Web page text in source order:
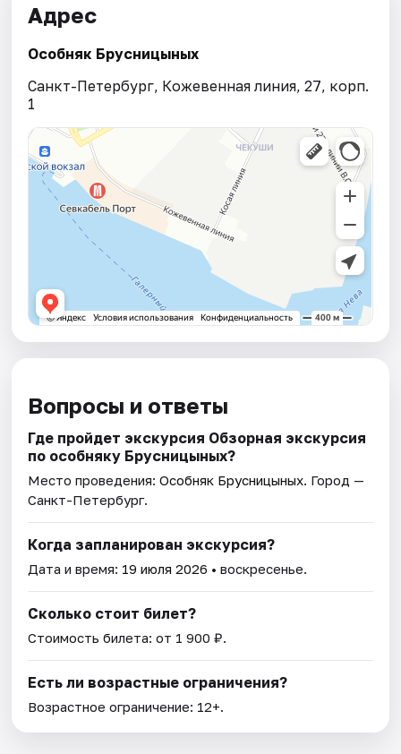
Адрес
Особняк Брусницыных
Санкт-Петербург, Кожевенная линия, 27, корп.
1
Вопросы и ответы
Где пройдет экскурсия Обзорная экскурсия
по особняку Брусницыных?
Место проведения:Особняк Брусницыных. Город —
Санкт-Петербург.
Когда запланирован экскурсия?
Дата и время: 19 июля 2026 • воскресенье.
Сколько стоит билет?
Стоимость билета: от 1 900 ₽.
Есть ли возрастные ограничения?
Возрастное ограничение: 12+.